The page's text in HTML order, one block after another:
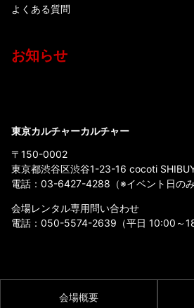
よくある質問
お知らせ
東京カルチャーカルチャー
〒150-0002
東京都渋谷区渋谷1-23-16 cocoti
電話： 03-6427-4288 （※イベント日の
会場レンタル専用問い合わせ
電話： 050-5574-2639 （平日 10:00～
会場概要